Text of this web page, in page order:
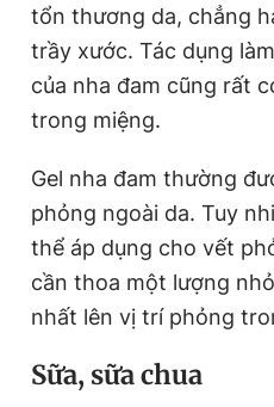
tổn thương da, chẳng
trầy xước. Tác dụng
của nha đam cũng rất
trong miệng.
Gel nha đam thường
phỏng ngoài da. Tuy
thể áp dụng cho vết
cần thoa một lượng
nhất lên vị trí phỏng
Sữa, sữa chua